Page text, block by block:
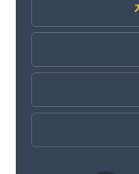
발걸음을 준비합니
생활문화센터는 공
함께 누리고 학습과
꿈과 배움이 미래가
인생의 방향과 직업
진로교육센터는 시
주도적으로 미래에
곳으로서 삶의 나리